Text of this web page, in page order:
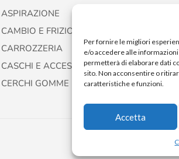
Per fornire le migliori
e/o accedere alle
permetterà di elaborare dati
sito. Non acconsentire o
caratteristiche e funzioni.
Accetta
ASPIRAZIONE
CAMBIO E FRIZIONE
CARROZZERIA
CASCHI E ACCESSORI
CERCHI GOMME FRENI
CHIAVI E
COMANDI
ELETTRICO
FORCELLE